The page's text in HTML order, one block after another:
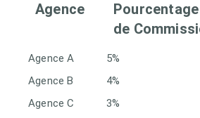
Agence
Pourcentage
de
Agence A 5%
Agence B
4%
Agence C
3%